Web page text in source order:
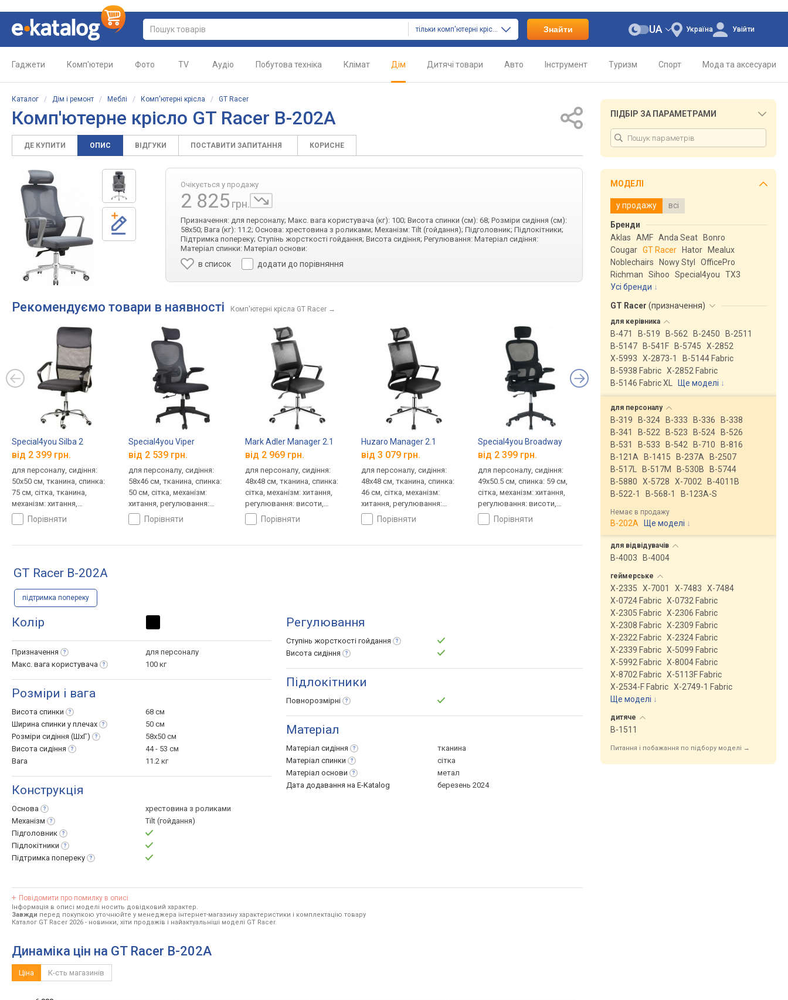
тільки комп'ютерні крісла Знайти Україна
UA Увійти
Гаджети Комп'ютери Фото TV Аудіо Побутова техніка Клімат Дім Дитячі товари Авто Інструмент Туризм Спорт Мода та аксесуари
Каталог / Дім і ремонт / Меблі / Комп'ютерні крісла / GT Racer
Комп'ютерне крісло GT Racer B-202A
ДЕ КУПИТИ ОПИС ВІДГУКИ ПОСТАВИТИ ЗАПИТАННЯ КОРИСНЕ
Очікується у продажу
2 825 грн.
Призначення: для персоналу; Макс. вага користувача (кг): 100; Висота спинки (см): 68; Розміри сидіння (см):
58x50; Вага (кг): 11.2; Основа: хрестовина з роликами; Механізм: Tilt (гойдання); Підголовник; Підлокітники;
Підтримка попереку; Ступінь жорсткості гойдання; Висота сидіння; Регулювання: Матеріал сидіння:
Матеріал спинки: Матеріал основи:
в список додати до порівняння
Рекомендуємо товари в наявності Комп'ютерні крісла GT Racer →
Special4you Silba 2
від 2 399 грн.
для персоналу, сидіння:
50x50 см, тканина, спинка:
75 см, сітка, тканина,
механізм: хитання,
регулювання: висоти,
жорсткості
порівняти
Special4you Viper
від 2 539 грн.
для персоналу, сидіння:
58x46 см, тканина, спинка:
50 см, сітка, механізм:
хитання, регулювання:
висоти, жорсткості
порівняти
Mark Adler Manager 2.1
від 2 969 грн.
для персоналу, сидіння:
48x48 см, тканина, спинка:
сітка, механізм: хитання,
регулювання: висоти,
жорсткостіпорівняти
Huzaro Manager 2.1
від 3 079 грн.
для персоналу, сидіння:
48x48 см, тканина, спинка:
46 см, сітка, механізм:
хитання, регулювання:
висоти, жорсткості
порівняти
Special4you Broadway
від 2 399 грн.
для персоналу, сидіння:
49x50.5 см, спинка: 59 см,
сітка, механізм: хитання,
регулювання: висоти,
жорсткостіпорівняти
Cubby Comforto
від 2 889 грн.
для персоналу, сидіння:
53x49 см, спинка: 51 см,
тканина, механізм: хитання,
жорсткості
порівняти
GT Racer B-202A
підтримка попереку
Колір
Призначення
для персоналу
Макс. вага користувача 100 кг
Розміри і вага
Висота спинки
68 см
Ширина спинки у плечах
50 см
Розміри сидіння (ШхГ)
58x50 см
Висота сидіння
44 - 53 см
Вага
11.2 кг
Конструкція
Основа
хрестовина з роликами
Механізм
Tilt (гойдання)
Підголовник
Підлокітники
Підтримка попереку
Регулювання
Ступінь жорсткості гойдання
Висота сидіння
Підлокітники
Повнорозмірні
Матеріал
Матеріал сидіння
тканина
Матеріал спинки
сітка
Матеріал основи
метал
Дата додавання на E-Katalog
березень 2024
Повідомити про помилку в описі
Інформація в описі моделі носить довідковий характер.
Завжди перед покупкою уточнюйте у менеджера інтернет-магазину характеристики і комплектацію товару
Каталог GT Racer 2026 - новинки, хіти продажів і найактуальніші моделі GT Racer.
Динаміка цін на GT Racer B-202A
Ціна К-сть магазинів
ПІДБІР ЗА ПАРАМЕТРАМИ
МОДЕЛІ
у продажу всі
Бренди
Aklas
AMF Anda Seat
Bonro
Cougar GT Racer Hator
Mealux
Noblechairs
Nowy Styl
OfficePro
Richman
Sihoo Special4you
ТX3
Усі бренди
GT Racer (призначення)
для керівника
B-471 B-519 B-562 B-2450
B-2511
B-5147
B-541F B-5745
X-2852
X-5993
X-2873-1
B-5144 Fabric
B-5938 Fabric X-2852 Fabric
B-5146 Fabric XL
Ще моделі ↓
для персоналу
B-319 B-324 B-333 B-336
B-338
B-341
B-522 B-523 B-524
B-526
B-531
B-533 B-542 B-710
B-816
B-121A
B-1415 B-237A
B-2507
B-517L
B-517M B-530B
B-5744
B-5880
X-5728 X-7002
B-4011B
B-522-1
B-568-1 B-123A-S
Немає в продажу
B-202A Ще моделі ↓
для відвідувачів
B-4003 B-4004
геймерське
X-2335 X-7001 X-7483
X-7484
X-0724 Fabric X-0732 Fabric
X-2305 Fabric X-2306 Fabric
X-2308 Fabric X-2309 Fabric
X-2322 Fabric X-2324 Fabric
X-2339 Fabric X-5099 Fabric
X-5992 Fabric X-8004 Fabric
X-8702 Fabric X-5113F Fabric
X-2534-F Fabric X-2749-1 Fabric
Ще моделі ↓
дитяче
B-1511
Питання і побажання по підбору моделі →